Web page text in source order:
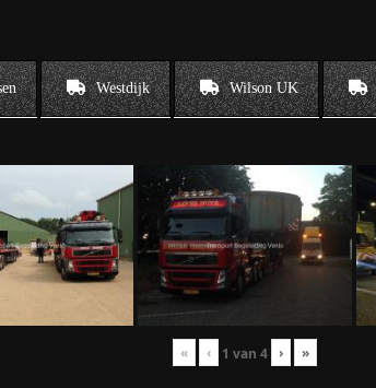
Westdijk Wilson UK
« ‹ 1 van 4 › »